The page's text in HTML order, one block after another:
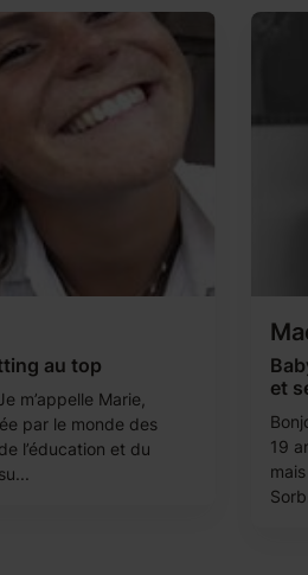
au top
m’appelle Marie,
par le monde des
l’éducation et du
et
19